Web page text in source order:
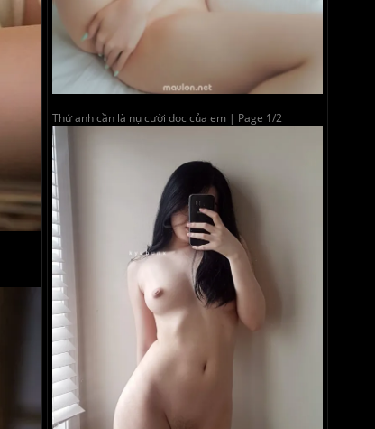
Thứ anh cần là nụ cười dọc của em | Page 1/2